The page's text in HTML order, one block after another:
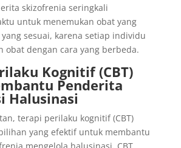
skizofrenia seringkali
untuk menemukan obat yang
sesuai, karena setiap individu
obat dengan cara yang berbeda.
Kognitif (CBT)
Penderita
Halusinasi
terapi perilaku kognitif (CBT)
yang efektif untuk membantu